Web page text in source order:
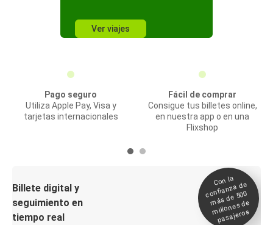
Ver viajes
Pago seguro
Utiliza Apple Pay, Visa y
tarjetas internacionales
Fácil de comprar
Consigue tus billetes online,
en nuestra app o en una
Flixshop
Billete digital y
seguimiento en
tiempo real
Con la
confianza de
más de 500
millones de
pasajeros